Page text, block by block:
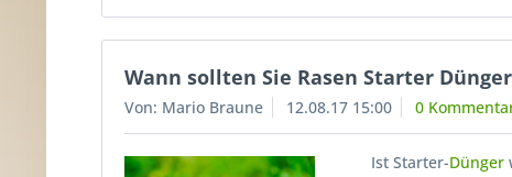
Wann sollten Sie Rasen Starter
Von: Mario Braune 12.08.17 15:00 0
Ist Starter-Dünger